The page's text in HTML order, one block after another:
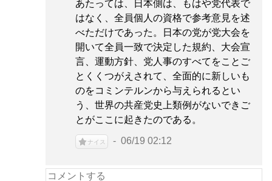
あたっては、日本側は、もはや党代表で
はなく、全員個人の資格で参考意見を述
べただけであった。日本の党が党大会を
開いて全員一致で決定した規約、大会宣
言、運動方針、党人事のすべてをことご
とくくつがえされて、全面的に新しいも
のをコミンテルンから与えられるとい
う、世界の共産党史上類例がないできご
とがここに起きたのである。
ナイス 06/19 02:12